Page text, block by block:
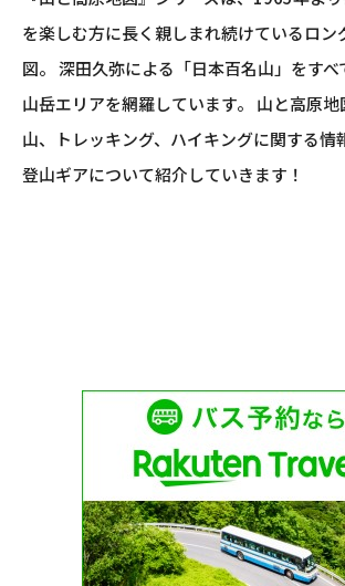
を楽しむ方に長く親しまれ続けているロン
図。 深田久弥による「日本百名山」をす
山岳エリアを網羅しています。 山と高原
山、トレッキング、ハイキングに関する情
登山ギアについて紹介していきます！